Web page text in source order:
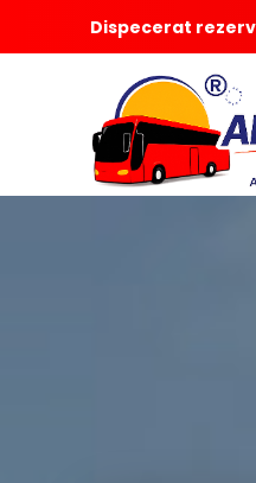
Dispecerat